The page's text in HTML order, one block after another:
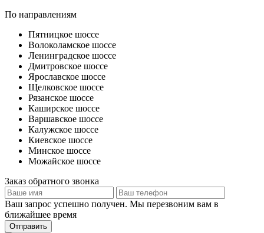
По направлениям
Пятницкое шоссе
Волоколамское шоссе
Ленинградское шоссе
Дмитровское шоссе
Ярославское шоссе
Щелковское шоссе
Рязанское шоссе
Каширское шоссе
Варшавское шоссе
Калужское шоссе
Киевское шоссе
Минское шоссе
Можайское шоссе
Заказ обратного звонка
Ваш запрос успешно получен. Мы перезвоним вам в
ближайшее время
Отправить